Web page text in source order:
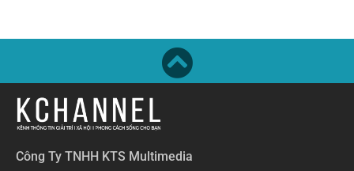
Công Ty TNHH KTS Multimedia